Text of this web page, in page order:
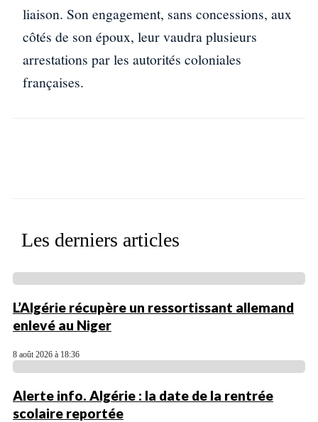
liaison. Son engagement, sans concessions, aux
côtés de son époux, leur vaudra plusieurs
arrestations par les autorités coloniales
françaises.
Les derniers articles
L’Algérie récupère un ressortissant allemand
enlevé au Niger
8 août 2026 à 18:36
Alerte info. Algérie : la date de la rentrée
scolaire reportée